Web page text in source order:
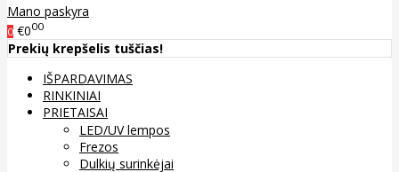
Mano paskyra
0 €000
Prekių krepšelis tuščias!
IŠPARDAVIMAS
RINKINIAI
PRIETAISAI
LED/UV lempos
Frezos
Dulkių surinkėjai